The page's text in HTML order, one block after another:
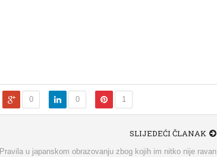
0 0 1
SLIJEDEĆI ČLANAK
Pravila u japanskom obrazovanju zbog kojih im nitko nije ravan